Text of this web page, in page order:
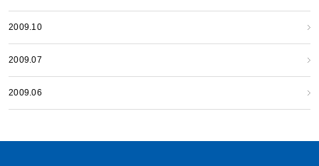
2009.10
2009.07
2009.06